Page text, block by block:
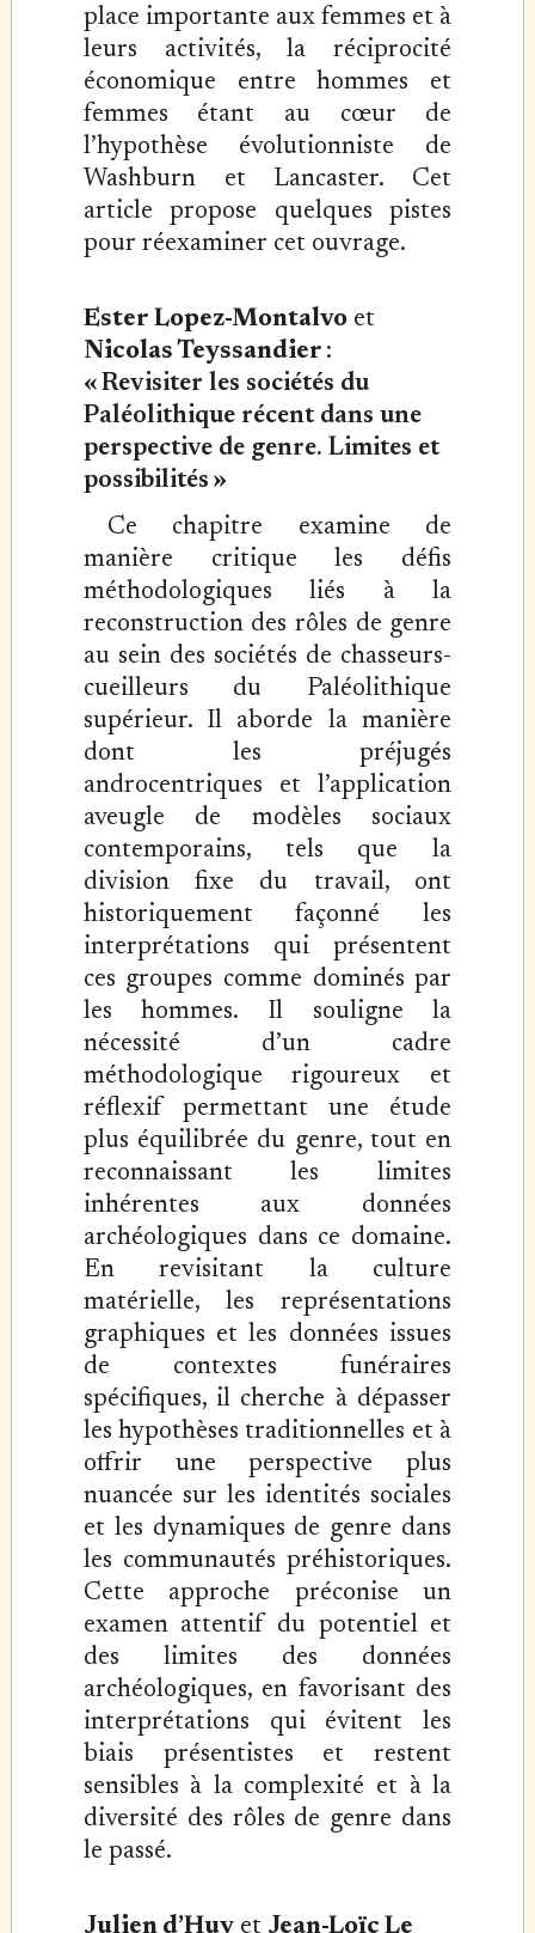
place importante aux femmes et à
leurs activités, la réciprocité
économique entre hommes et
femmes étant au cœur de
l’hypothèse évolutionniste de
Washburn et Lancaster. Cet
article propose quelques pistes
pour réexaminer cet ouvrage.
Ester Lopez-Montalvoet
Nicolas Teyssandier :
« Revisiter les sociétés du
Paléolithique récent dans une
perspective de genre. Limites et
possibilités »
Ce chapitre examine de
manière critique les défis
méthodologiques liés à la
reconstruction des rôles de genre
au sein des sociétés de chasseurs-
cueilleurs du Paléolithique
supérieur. Il aborde la manière
dont les préjugés
androcentriques et l’application
aveugle de modèles sociaux
contemporains, tels que la
division fixe du travail, ont
historiquement façonné les
interprétations qui présentent
ces groupes comme dominés par
les hommes. Il souligne la
nécessité d’un cadre
méthodologique rigoureux et
réflexif permettant une étude
plus équilibrée du genre, tout en
reconnaissant les limites
inhérentes aux données
archéologiques dans ce domaine.
En revisitant la culture
matérielle, les représentations
graphiques et les données issues
de contextes funéraires
spécifiques, il cherche à dépasser
les hypothèses traditionnelles et à
offrir une perspective plus
nuancée sur les identités sociales
et les dynamiques de genre dans
les communautés préhistoriques.
Cette approche préconise un
examen attentif du potentiel et
des limites des données
archéologiques, en favorisant des
interprétations qui évitent les
biais présentistes et restent
sensibles à la complexité et à la
diversité des rôles de genre dans
le passé.
Julien d’Huyet Jean-Loïc Le